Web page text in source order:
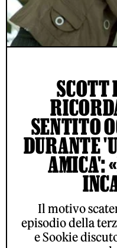
SCOTT
SENTITO
DURANTE
AMICA':
Il motivo
episodio della
e Sookie
ACCETTO LE
L'INVIO
© ROLLING STONE ITALIA